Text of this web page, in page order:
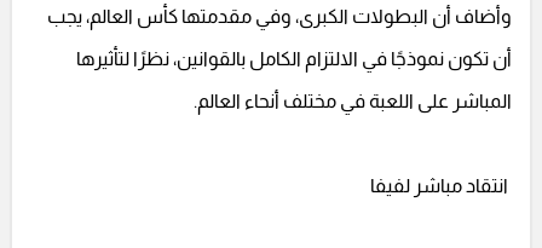
وأضاف أن البطولات الكبرى، وفي مقدمتها كأس العالم، يجب
أن تكون نموذجًا في الالتزام الكامل بالقوانين، نظرًا لتأثيرها
المباشر على اللعبة في مختلف أنحاء العالم.
انتقاد مباشر لفيفا